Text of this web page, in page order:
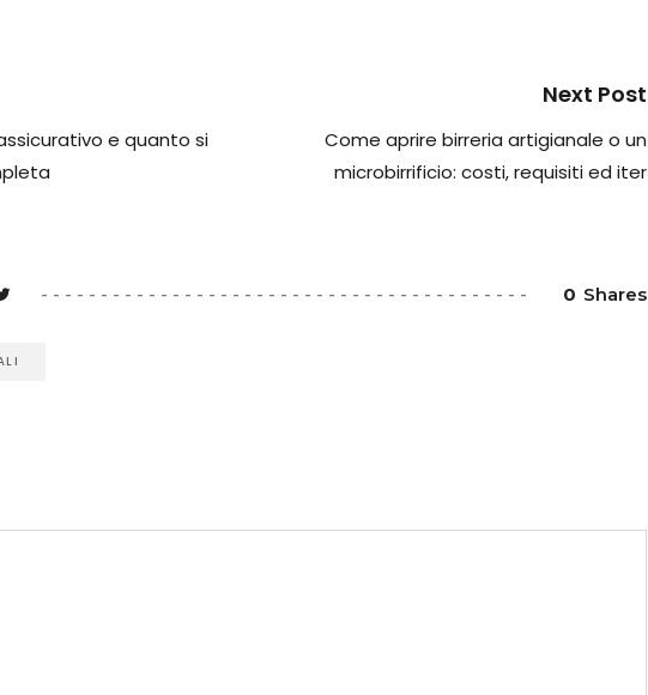
e quanto si
Next Post
Come aprire birreria artigianale o un
microbirrificio: costi, requisiti ed iter
0 Shares